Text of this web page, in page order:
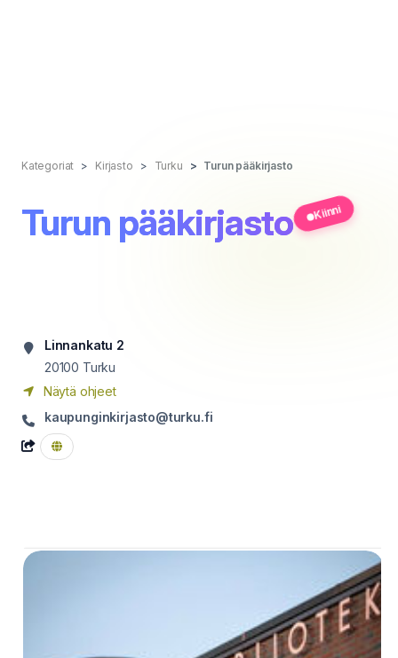
Kategoriat Kirjasto Turku Turun pääkirjasto
Turun pääkirjasto Kiinni
Linnankatu 2
20100 Turku
Näytä ohjeet
kaupunginkirjasto@turku.fi